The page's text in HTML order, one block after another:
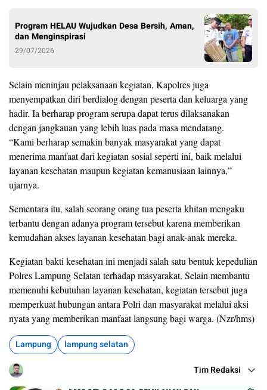
Program HELAU Wujudkan Desa Bersih, Aman,
dan Menginspirasi
29/07/2026
Selain meninjau pelaksanaan kegiatan, Kapolres juga
menyempatkan diri berdialog dengan peserta dan keluarga yang
hadir. Ia berharap program serupa dapat terus dilaksanakan
dengan jangkauan yang lebih luas pada masa mendatang.
“Kami berharap semakin banyak masyarakat yang dapat
menerima manfaat dari kegiatan sosial seperti ini, baik melalui
layanan kesehatan maupun kegiatan kemanusiaan lainnya,”
ujarnya.
Sementara itu, salah seorang orang tua peserta khitan mengaku
terbantu dengan adanya program tersebut karena memberikan
kemudahan akses layanan kesehatan bagi anak-anak mereka.
Kegiatan bakti kesehatan ini menjadi salah satu bentuk kepedulian
Polres Lampung Selatan terhadap masyarakat. Selain membantu
memenuhi kebutuhan layanan kesehatan, kegiatan tersebut juga
memperkuat hubungan antara Polri dan masyarakat melalui aksi
nyata yang memberikan manfaat langsung bagi warga. (Nzr/hms)
Lampung lampung selatan
Tim Redaksi